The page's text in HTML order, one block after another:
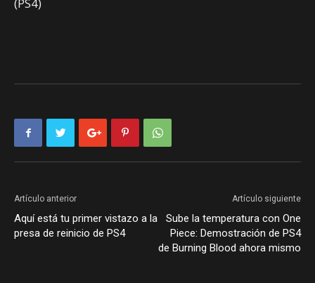
Artículo anterior
Aquí está tu primer vistazo a la
presa de reinicio de PS4
Artículo siguiente
Sube la temperatura con One
Piece: Demostración de PS4
de Burning Blood ahora mismo